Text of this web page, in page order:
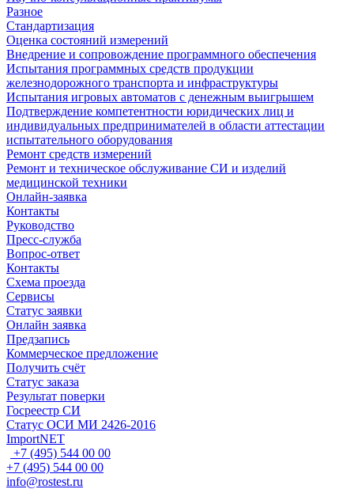
Разное
Стандартизация
Оценка состояний измерений
Внедрение и сопровождение программного обеспечения
Испытания программных средств продукции
железнодорожного транспорта и инфраструктуры
Испытания игровых автоматов с денежным выигрышем
Подтверждение компетентности юридических лиц и
индивидуальных предпринимателей в области аттестации
испытательного оборудования
Ремонт средств измерений
Ремонт и техническое обслуживание СИ и изделий
медицинской техники
Онлайн-заявка
Контакты
Руководство
Пресс-служба
Вопрос-ответ
Контакты
Схема проезда
Сервисы
Статус заявки
Онлайн заявка
Предзапись
Коммерческое предложение
Получить счёт
Статус заказа
Результат поверки
Госреестр СИ
Статус ОСИ МИ 2426-2016
ImportNET
+7 (495) 544 00 00
+7 (495) 544 00 00
info@rostest.ru